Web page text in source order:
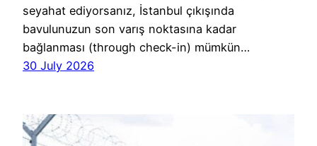
seyahat ediyorsanız, İstanbul çıkışında
bavulunuzun son varış noktasına kadar
bağlanması (through check-in) mümkün…
30 July 2026